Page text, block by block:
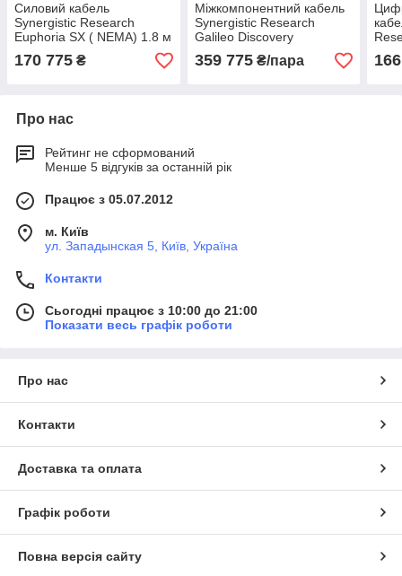
Силовий кабель
Synergistic Research
Euphoria SX ( NEMA) 1.8 м
170 775 ₴
Міжкомпонентний кабель
Synergistic Research
Galileo Discovery
359 775₴/пара
Про нас
Рейтинг не сформований
Менше 5 відгуків за останній рік
Працює з 05.07.2012
м. Київ
ул. Западынская 5, Київ, Україна
Контакти
Сьогодні працює з 10:00 до 21:00
Показати весь графік роботи
Про нас
Контакти
Доставка та оплата
Графік роботи
Повна версія сайту